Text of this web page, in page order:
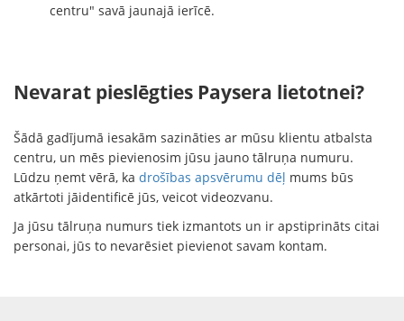
centru" savā jaunajā ierīcē.
Nevarat pieslēgties Paysera lietotnei?
Šādā gadījumā iesakām sazināties ar mūsu klientu atbalsta
centru, un mēs pievienosim jūsu jauno tālruņa numuru.
Lūdzu ņemt vērā, ka drošības apsvērumu dēļ mums būs
atkārtoti jāidentificē jūs, veicot videozvanu.
Ja jūsu tālruņa numurs tiek izmantots un ir apstiprināts citai
personai, jūs to nevarēsiet pievienot savam kontam.